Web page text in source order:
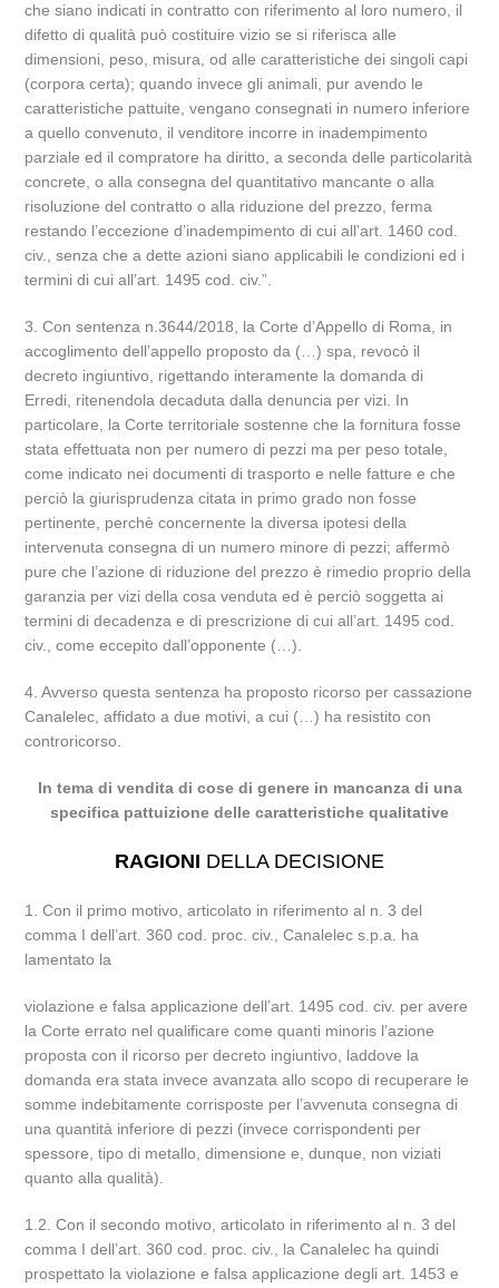
che siano indicati in contratto con riferimento al loro numero, il
difetto di qualità può costituire vizio se si riferisca alle
dimensioni, peso, misura, od alle caratteristiche dei singoli capi
(corpora certa); quando invece gli animali, pur avendo le
caratteristiche pattuite, vengano consegnati in numero inferiore
a quello convenuto, il venditore incorre in inadempimento
parziale ed il compratore ha diritto, a seconda delle particolarità
concrete, o alla consegna del quantitativo mancante o alla
risoluzione del contratto o alla riduzione del prezzo, ferma
restando l’eccezione d’inadempimento di cui all’art. 1460 cod.
civ., senza che a dette azioni siano applicabili le condizioni ed i
termini di cui all’art. 1495 cod. civ.”.
3. Con sentenza n.3644/2018, la Corte d’Appello di Roma, in
accoglimento dell’appello proposto da (…) spa, revocò il
decreto ingiuntivo, rigettando interamente la domanda di
Erredi, ritenendola decaduta dalla denuncia per vizi. In
particolare, la Corte territoriale sostenne che la fornitura fosse
stata effettuata non per numero di pezzi ma per peso totale,
come indicato nei documenti di trasporto e nelle fatture e che
perciò la giurisprudenza citata in primo grado non fosse
pertinente, perchè concernente la diversa ipotesi della
intervenuta consegna di un numero minore di pezzi; affermò
pure che l’azione di riduzione del prezzo è rimedio proprio della
garanzia per vizi della cosa venduta ed è perciò soggetta ai
termini di decadenza e di prescrizione di cui all’art. 1495 cod.
civ., come eccepito dall’opponente (…).
4. Avverso questa sentenza ha proposto ricorso per cassazione
Canalelec, affidato a due motivi, a cui (…) ha resistito con
controricorso.
In tema di vendita di cose di genere in mancanza di una
specifica pattuizione delle caratteristiche qualitative
RAGIONI DELLA DECISIONE
1. Con il primo motivo, articolato in riferimento al n. 3 del
comma I dell’art. 360 cod. proc. civ., Canalelec s.p.a. ha
lamentato la
violazione e falsa applicazione dell’art. 1495 cod. civ. per avere
la Corte errato nel qualificare come quanti minoris l’azione
proposta con il ricorso per decreto ingiuntivo, laddove la
domanda era stata invece avanzata allo scopo di recuperare le
somme indebitamente corrisposte per l’avvenuta consegna di
una quantità inferiore di pezzi (invece corrispondenti per
spessore, tipo di metallo, dimensione e, dunque, non viziati
quanto alla qualità).
1.2. Con il secondo motivo, articolato in riferimento al n. 3 del
comma I dell’art. 360 cod. proc. civ., la Canalelec ha quindi
prospettato la violazione e falsa applicazione degli art. 1453 e